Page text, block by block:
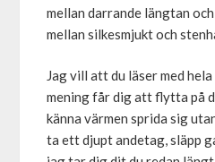
mellan darrande längtan
mellan silkesmjukt och
Jag vill att du läser med
mening får dig att flytta på
känna värmen sprida sig
ta ett djupt andetag, släpp